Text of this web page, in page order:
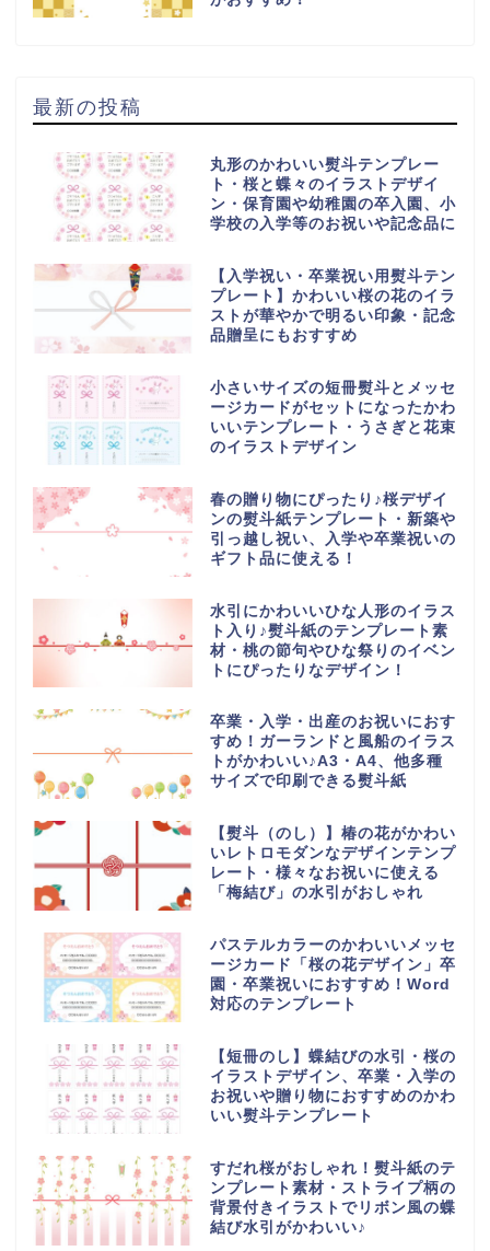
最新の投稿
丸形のかわいい熨斗テンプレー
ト・桜と蝶々のイラストデザイ
ン・保育園や幼稚園の卒入園、小
学校の入学等のお祝いや記念品に
【入学祝い・卒業祝い用熨斗テン
プレート】かわいい桜の花のイラ
ストが華やかで明るい印象・記念
品贈呈にもおすすめ
小さいサイズの短冊熨斗とメッセ
ージカードがセットになったかわ
いいテンプレート・うさぎと花束
のイラストデザイン
春の贈り物にぴったり♪桜デザイ
ンの熨斗紙テンプレート・新築や
引っ越し祝い、入学や卒業祝いの
ギフト品に使える！
水引にかわいいひな人形のイラス
ト入り♪熨斗紙のテンプレート素
材・桃の節句やひな祭りのイベン
トにぴったりなデザイン！
卒業・入学・出産のお祝いにおす
すめ！ガーランドと風船のイラス
トがかわいい♪A3・A4、他多種
サイズで印刷できる熨斗紙
【熨斗（のし）】椿の花がかわい
いレトロモダンなデザインテンプ
レート・様々なお祝いに使える
「梅結び」の水引がおしゃれ
パステルカラーのかわいいメッセ
ージカード「桜の花デザイン」卒
園・卒業祝いにおすすめ！Word
対応のテンプレート
【短冊のし】蝶結びの水引・桜の
イラストデザイン、卒業・入学の
お祝いや贈り物におすすめのかわ
いい熨斗テンプレート
すだれ桜がおしゃれ！熨斗紙のテ
ンプレート素材・ストライプ柄の
背景付きイラストでリボン風の蝶
結び水引がかわいい♪